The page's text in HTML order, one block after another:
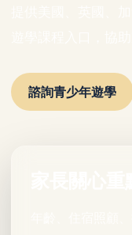
諮詢青少年遊學